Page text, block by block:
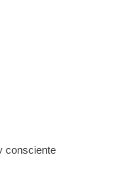
consciente